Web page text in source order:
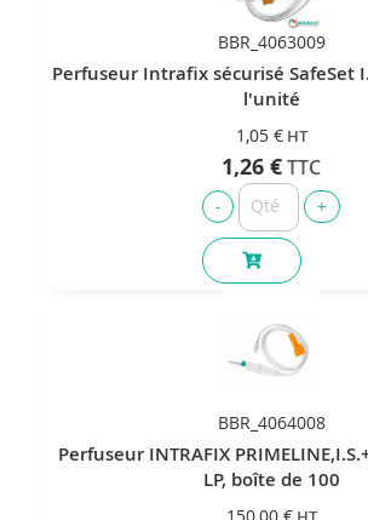
BBR_4063009
Perfuseur Intrafix sécurisé SafeSet
l'unité
1,05 €
1,26 €
BBR_4064008
Perfuseur INTRAFIX
LP, boîte de 100